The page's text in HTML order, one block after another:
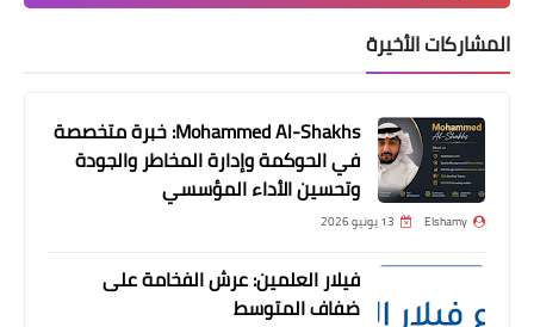
zinano زينانو( شرح - شروط البيع والشراء
- إرشادات السلامة - الخدمات - الخصوصية
)
المشاركات الأخيرة
Mohammed Al-Shakhs: خبرة متخصصة
في الحوكمة وإدارة المخاطر والجودة
وتحسين الأداء المؤسسي
Elshamy 13 يونيو 2026
فيلار العلمين: عرش الفخامة على
ضفاف المتوسط